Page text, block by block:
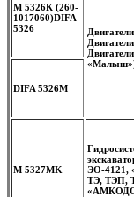
М 5326К (260-
1017060)DIFA
5326
DIFA 5326M
M 5327MK
ЭО-4121,
ТЭ, ТЭП,